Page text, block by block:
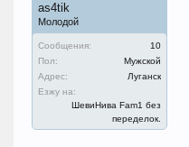
as4tik
Молодой
Сообщения:
10
Пол:
Мужской
Адрес:
Луганск
Езжу на:
ШевиНива Fam1 без
переделок.